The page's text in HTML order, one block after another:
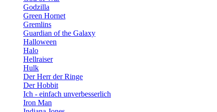
Godzilla
Green Hornet
Gremlins
Guardian of the Galaxy
Halloween
Halo
Hellraiser
Hulk
Der Herr der Ringe
Der Hobbit
Ich - einfach unverbesserlich
Iron Man